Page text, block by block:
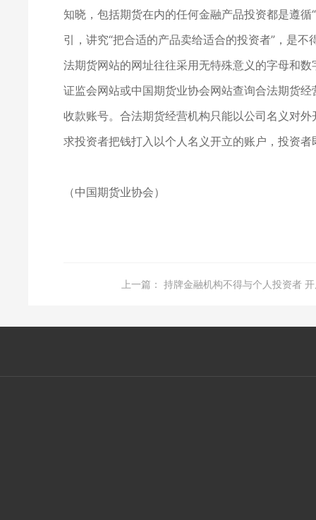
知晓，包括期货在内的任何金融产品投资都是遵
引，讲究“把合适的产品卖给适合的投资者”，是
法期货网站的网址往往采用无特殊意义的字母和
证监会网站或中国期货业协会网站查询合法期货
收款账号。合法期货经营机构只能以公司名义对
求投资者把钱打入以个人名义开立的账户，投资者
（中国期货业协会）
上一篇： 持牌金融机构不得与个人投资者